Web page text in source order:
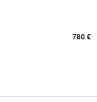
780 €